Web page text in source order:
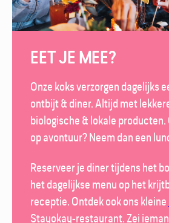
EET JE MEE?
Onze koks verzorgen dagelijks
ontbijt & diner. Altijd met
biologische & lokale producten.
op avontuur? Neem dan een
Reserveer je diner tijdens het
het dagelijkse menu op het
receptie. Ontdek ook ons kleine
Stayokay-restaurant. Zei